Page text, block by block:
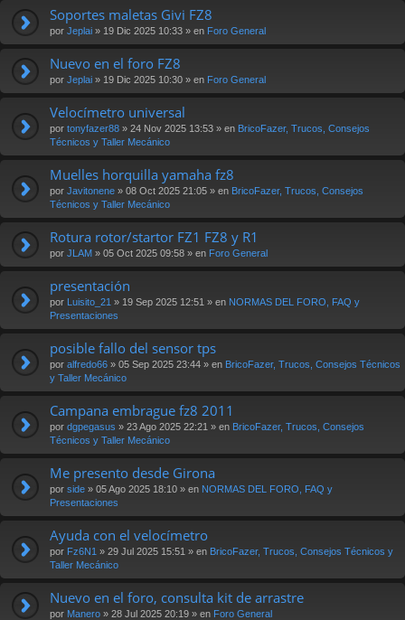
Soportes maletas Givi FZ8
por Jeplai » 19 Dic 2025 10:33 » en Foro General
Nuevo en el foro FZ8
por Jeplai » 19 Dic 2025 10:30 » en Foro General
Velocímetro universal
por tonyfazer88 » 24 Nov 2025 13:53 » en BricoFazer, Trucos, Consejos
Técnicos y Taller Mecánico
Muelles horquilla yamaha fz8
por Javitonene » 08 Oct 2025 21:05 » en BricoFazer, Trucos, Consejos
Técnicos y Taller Mecánico
Rotura rotor/startor FZ1 FZ8 y R1
por JLAM » 05 Oct 2025 09:58 » en Foro General
presentación
por Luisito_21 » 19 Sep 2025 12:51 » en NORMAS DEL FORO, FAQ y
Presentaciones
posible fallo del sensor tps
por alfredo66 » 05 Sep 2025 23:44 » en BricoFazer, Trucos, Consejos Técnicos
y Taller Mecánico
Campana embrague fz8 2011
por dgpegasus » 23 Ago 2025 22:21 » en BricoFazer, Trucos, Consejos
Técnicos y Taller Mecánico
Me presento desde Girona
por side » 05 Ago 2025 18:10 » en NORMAS DEL FORO, FAQ y
Presentaciones
Ayuda con el velocímetro
por Fz6N1 » 29 Jul 2025 15:51 » en BricoFazer, Trucos, Consejos Técnicos y
Taller Mecánico
Nuevo en el foro, consulta kit de arrastre
por Manero » 28 Jul 2025 20:19 » en Foro General